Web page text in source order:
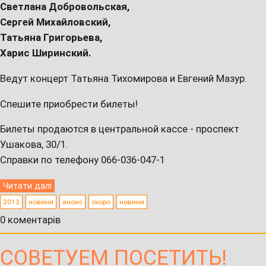
Светлана Добровольская,
Сергей Михайловский,
Татьяна Григорьева,
Харис Ширинский.
Ведут концерт Татьяна Тихомирова и Евгений Мазур.
Спешите приобрести билеты!
Билеты продаются в центральной кассе - проспект
Ушакова, 30/1.
Справки по телефону 066-036-047-1
Читати далі
2013 новини анонс скоро новини
0 коментарів
СОВЕТУЕМ ПОСЕТИТЬ!